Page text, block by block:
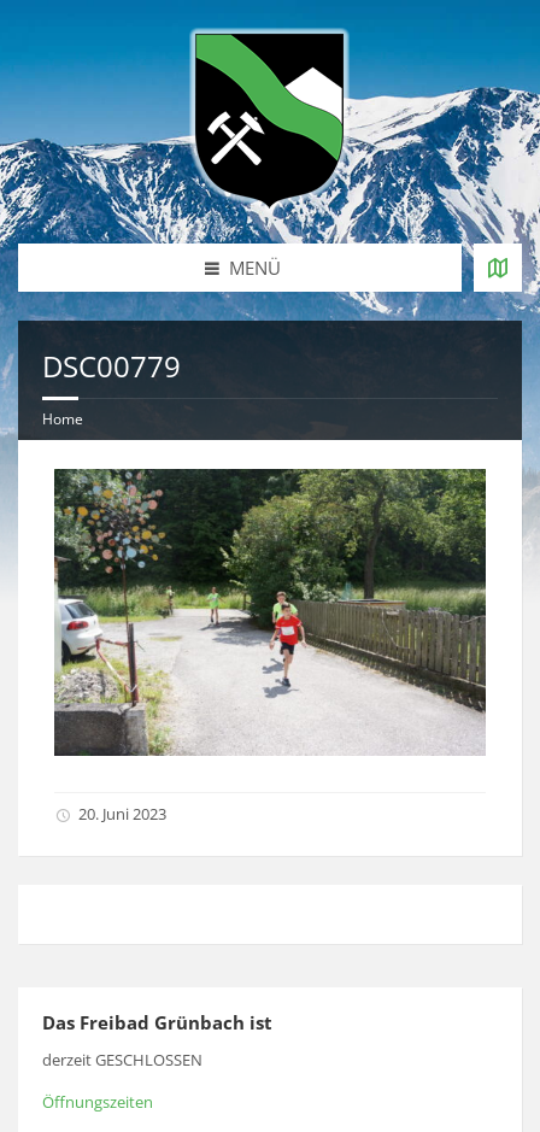
MENÜ
DSC00779
Home
20. Juni 2023
Das Freibad Grünbach ist
derzeit GESCHLOSSEN
Öffnungszeiten